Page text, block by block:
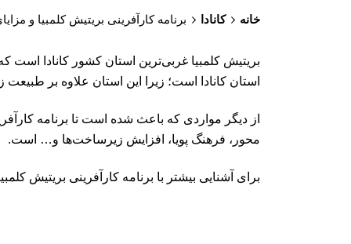
خانه کانادا برنامه کارآفرینی بریتیش کلمبیا و
بریتیش کلمبیا غربی‌ترین استان کشور کانادا
استان کانادا است؛ زیرا این استان علاوه بر
از دیگر مواردی که باعث شده است تا برنامه
محور، فرهنگ پویا، افزایش زیرساخت‌ها و… است.
برای آشنایی بیشتر با برنامه کارآفرینی بریتیش